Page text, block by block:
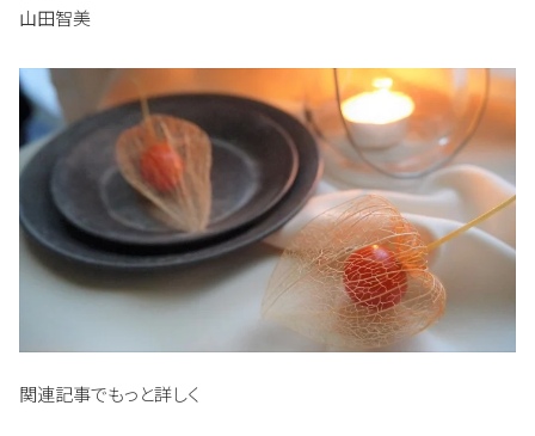
山田智美
関連記事でもっと詳しく